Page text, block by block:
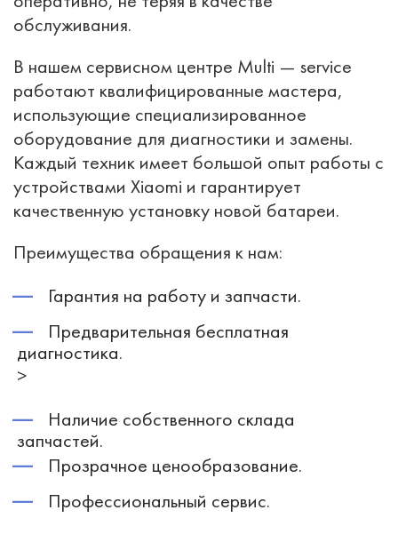
обслуживания.
В нашем сервисном центре Multi — service
работают квалифицированные мастера,
использующие специализированное
оборудование для диагностики и замены.
Каждый техник имеет большой опыт работы с
устройствами Xiaomi и гарантирует
качественную установку новой батареи.
Преимущества обращения к нам:
Гарантия на работу и запчасти.
Предварительная бесплатная
диагностика.
>
Наличие собственного склада
запчастей.
Прозрачное ценообразование.
Профессиональный сервис.